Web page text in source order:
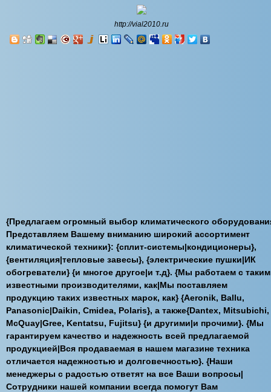
http://vial2010.ru
{Предлагаем огромный выбор климатического
Представляем Вашему вниманию широкий ассортимент
климатической техники}: {сплит-системы|кондиционеры},
{вентиляция|тепловые завесы}, {электрические пушки|ИК
обогреватели} {и многое другое|и т.д}. {Мы работаем с
известными производителями, как|Мы поставляем
продукцию таких известных марок, как} {Aeronik, Ballu,
Panasonic|Daikin, Cmidea, Polaris}, а также{Dantex, Mitsubichi,
McQuay|Gree, Kentatsu, Fujitsu} {и другими|и прочими}. {Мы
гарантируем качество и надежность всей предлагаемой
продукцией|Вся продаваемая в нашем магазине техника
отличается надежностью и долговечностью}. {Наши
менеджеры с радостью ответят на все Ваши вопросы|
Сотрудники нашей компании всегда помогут Вам